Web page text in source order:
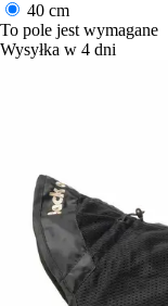
40 cm
To pole jest wymagane
Wysyłka w 4 dni